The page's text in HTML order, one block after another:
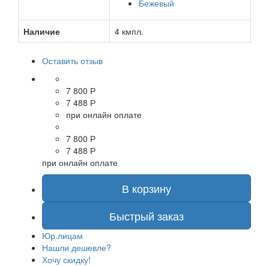
Бежевый
Наличие 4 кмпл.
Оставить отзыв
7 800 Р
7 488 Р
при онлайн оплате
7 800 Р
7 488 Р
при онлайн оплате
В корзину
Быстрый заказ
Юр.лицам
Нашли дешевле?
Хочу скидку!